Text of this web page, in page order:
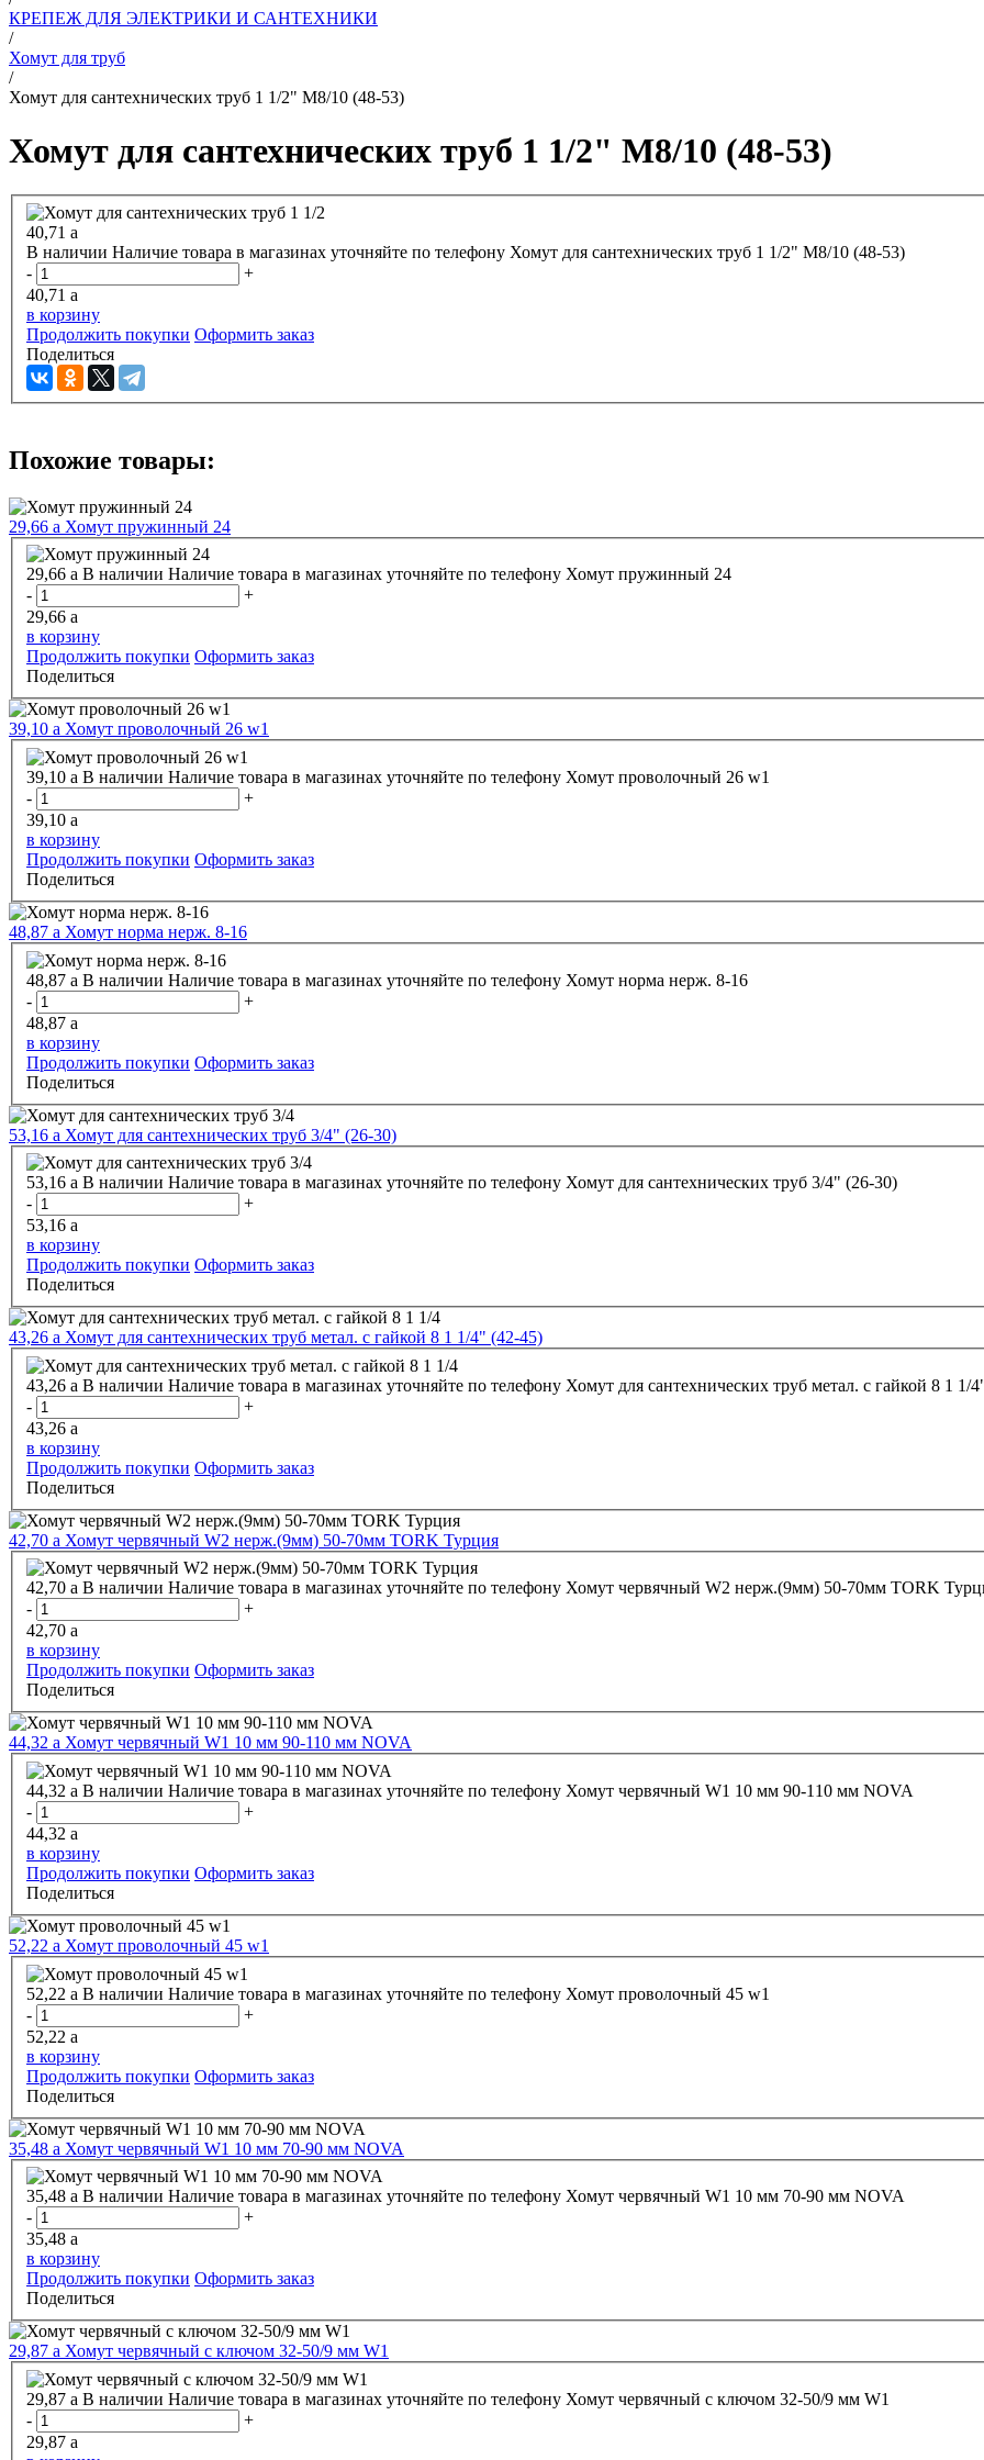
КРЕПЕЖ ДЛЯ ЭЛЕКТРИКИ И САНТЕХНИКИ
/
Хомут для труб
/
Хомут для сантехнических труб 1 1/2" М8/10 (48-53)
Хомут для сантехнических труб 1 1/2" М8/10 (48-53)
40,71 a
В наличии Наличие товара в магазинах уточняйте по телефону
Хомут для сантехнических труб 1 1/2" М8/10 (48-53)
-
+
40,71 a
в корзину
Продолжить покупки Оформить заказ
Поделиться
Похожие товары:
29,66 a Хомут пружинный 24
29,66 a В наличии Наличие товара в магазинах уточняйте по телефону Хомут пружинный 24
-
+
29,66 a
в корзину
Продолжить покупки Оформить заказ
Поделиться
39,10 a Хомут проволочный 26 w1
39,10 a В наличии Наличие товара в магазинах уточняйте по телефону Хомут проволочный 26 w1
-
+
39,10 a
в корзину
Продолжить покупки Оформить заказ
Поделиться
48,87 a Хомут норма нерж. 8-16
48,87 a В наличии Наличие товара в магазинах уточняйте по телефону Хомут норма нерж. 8-16
-
+
48,87 a
в корзину
Продолжить покупки Оформить заказ
Поделиться
53,16 a Хомут для сантехнических труб 3/4" (26-30)
53,16 a В наличии Наличие товара в магазинах уточняйте по телефону Хомут для сантехнических труб 3/4" (26-30)
-
+
53,16 a
в корзину
Продолжить покупки Оформить заказ
Поделиться
43,26 a Хомут для сантехнических труб метал. с гайкой 8 1 1/4" (42-45)
43,26 a В наличии Наличие товара в магазинах уточняйте по телефону Хомут для сантехнических труб метал. с гайкой 8 1 1/
-
+
43,26 a
в корзину
Продолжить покупки Оформить заказ
Поделиться
42,70 a Хомут червячный W2 нерж.(9мм) 50-70мм TORK Турция
42,70 a В наличии Наличие товара в магазинах уточняйте по телефону
Хомут червячный W2 нерж.(9мм) 50-70мм
-
+
42,70 a
в корзину
Продолжить покупки Оформить заказ
Поделиться
44,32 a Хомут червячный W1 10 мм 90-110 мм NOVA
44,32 a В наличии Наличие товара в магазинах уточняйте по телефону
Хомут червячный W1 10 мм 90-110 мм NOVA
-
+
44,32 a
в корзину
Продолжить покупки Оформить заказ
Поделиться
52,22 a Хомут проволочный 45 w1
52,22 a В наличии Наличие товара в магазинах уточняйте по телефону Хомут проволочный 45 w1
-
+
52,22 a
в корзину
Продолжить покупки Оформить заказ
Поделиться
35,48 a Хомут червячный W1 10 мм 70-90 мм NOVA
35,48 a В наличии Наличие товара в магазинах уточняйте по телефону
Хомут червячный W1 10 мм 70-90 мм NOVA
-
+
35,48 a
в корзину
Продолжить покупки Оформить заказ
Поделиться
29,87 a Хомут червячный с ключом 32-50/9 мм W1
29,87 a В наличии Наличие товара в магазинах уточняйте по телефону Хомут червячный с ключом 32-50/9 мм W1
-
+
29,87 a